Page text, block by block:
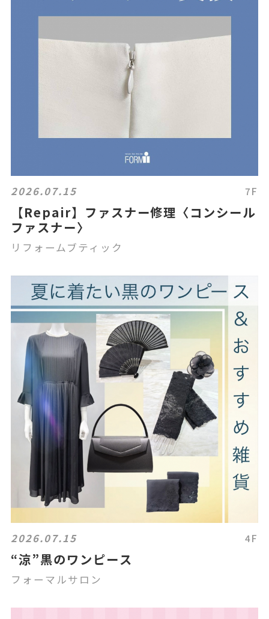
2026.07.15 7F
【Repair】ファスナー修理〈コンシール
ファスナー〉
リフォームブティック
2026.07.15 4F
“涼”黒のワンピース
フォーマルサロン